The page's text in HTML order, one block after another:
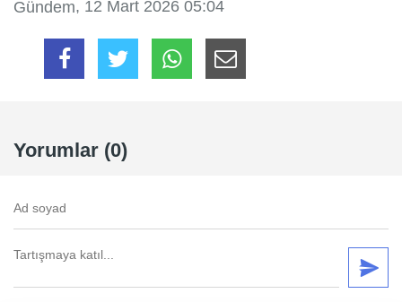
Gündem, 12 Mart 2026 05:04
Yorumlar (0)